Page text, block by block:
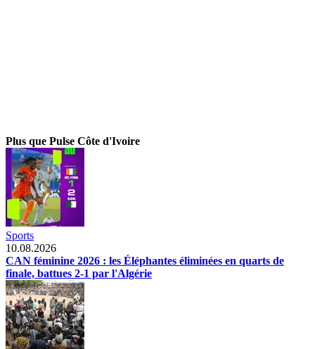
Plus que Pulse Côte d'Ivoire
Sports
10.08.2026
CAN féminine 2026 : les Éléphantes éliminées en quarts de
finale, battues 2-1 par l'Algérie